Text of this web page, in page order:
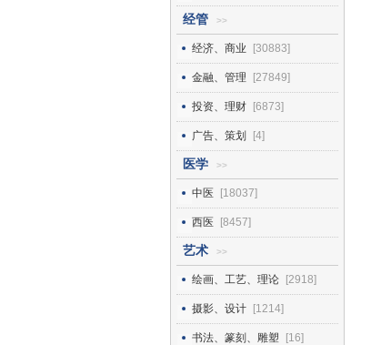
经管 >>
经济、商业 [30883]
金融、管理 [27849]
投资、理财 [6873]
广告、策划 [4]
医学 >>
中医 [18037]
西医 [8457]
艺术 >>
绘画、工艺、理论 [2918]
摄影、设计 [1214]
书法、篆刻、雕塑 [16]